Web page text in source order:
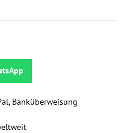
Banküberweisung